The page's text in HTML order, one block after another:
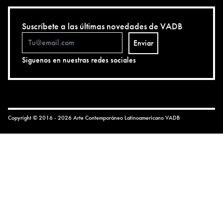
Suscríbete a las últimas novedades de VADB
Enviar
Siguenos en nuestras redes sociales
Copyright © 2016 - 2026 Arte Contemporáneo LatinoamericanoVADB